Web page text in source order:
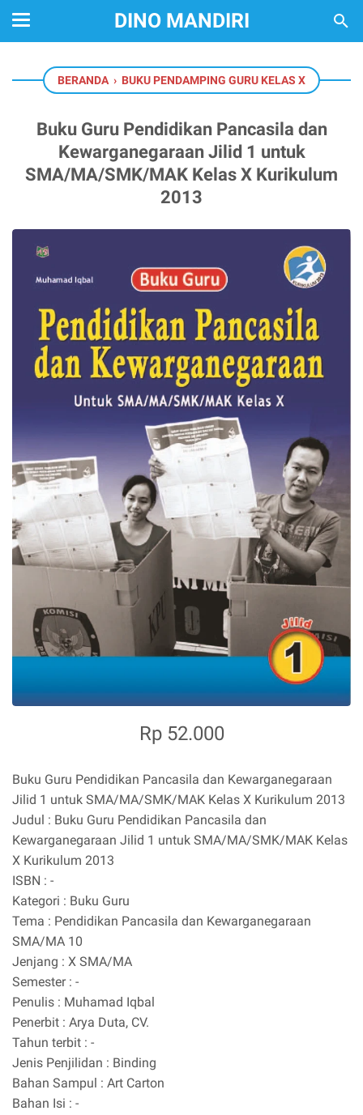
DINO MANDIRI
BERANDA › BUKU PENDAMPING GURU KELAS X
Buku Guru Pendidikan Pancasila dan
Kewarganegaraan Jilid 1 untuk
SMA/MA/SMK/MAK Kelas X Kurikulum
2013
Rp 52.000
Buku Guru Pendidikan Pancasila dan Kewarganegaraan
Jilid 1 untuk SMA/MA/SMK/MAK Kelas X Kurikulum 2013
Judul : Buku Guru Pendidikan Pancasila dan
Kewarganegaraan Jilid 1 untuk SMA/MA/SMK/MAK Kelas
X Kurikulum 2013
ISBN : -
Kategori : Buku Guru
Tema : Pendidikan Pancasila dan Kewarganegaraan
SMA/MA 10
Jenjang : X SMA/MA
Semester : -
Penulis : Muhamad Iqbal
Penerbit : Arya Duta, CV.
Tahun terbit : -
Jenis Penjilidan : Binding
Bahan Sampul : Art Carton
Bahan Isi : -